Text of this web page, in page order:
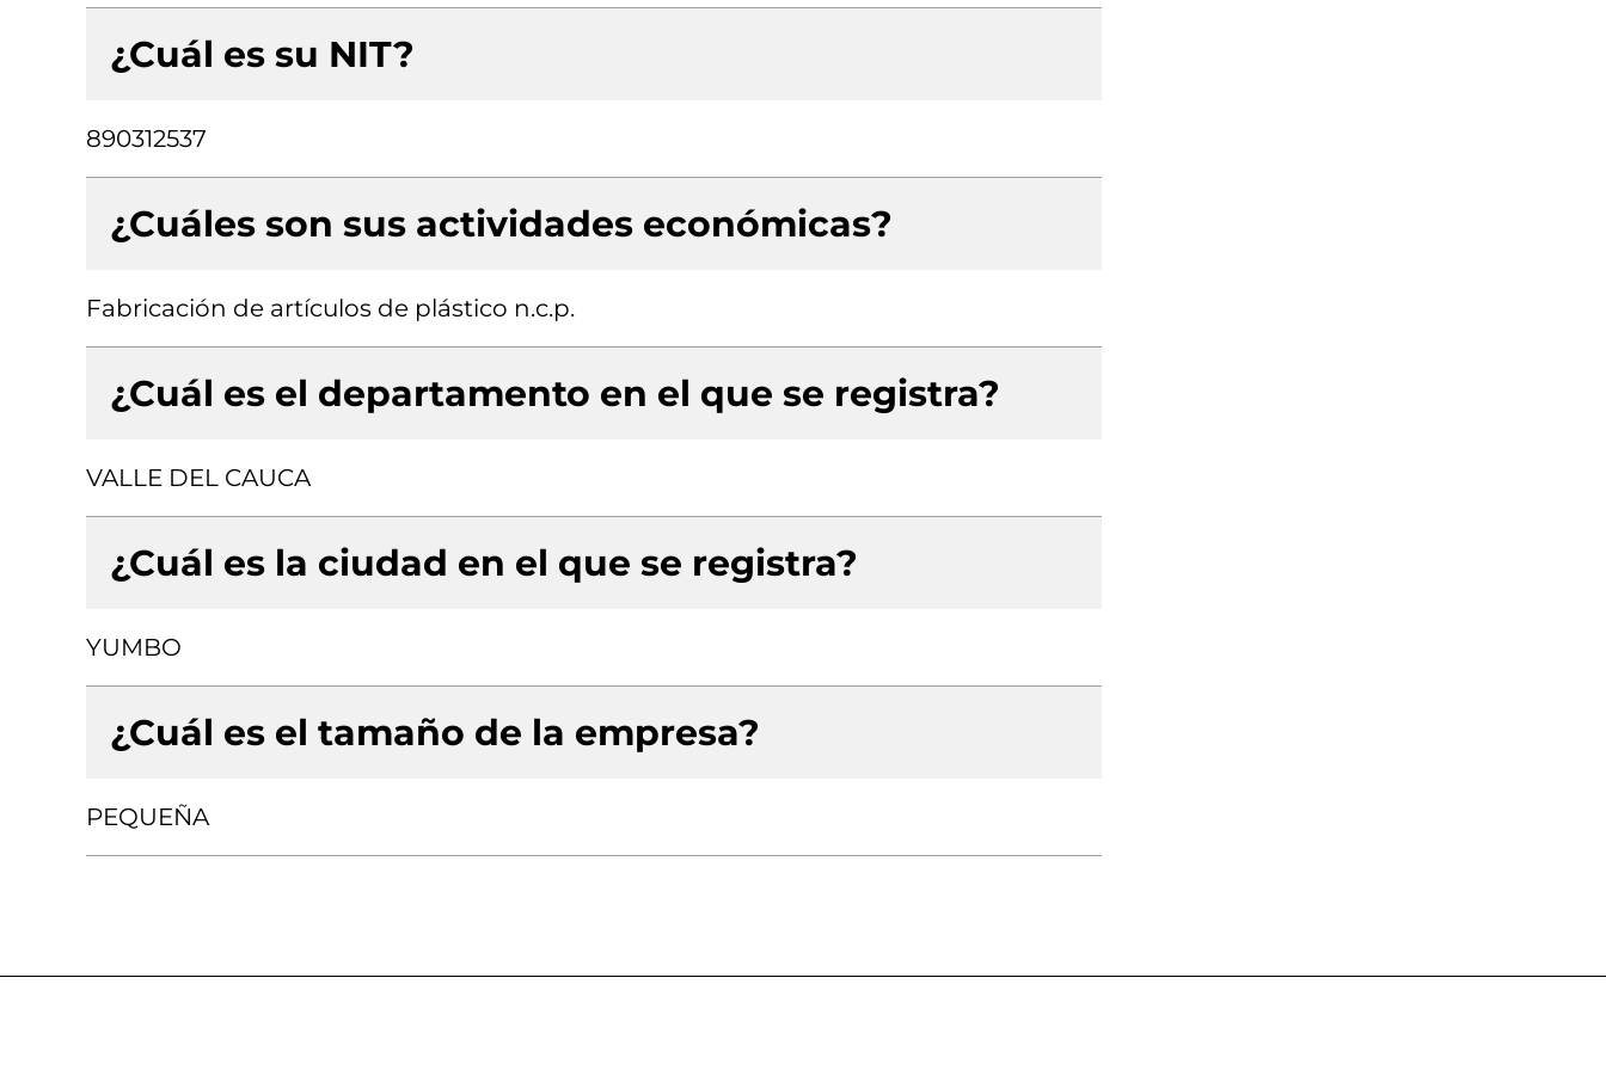
¿Cuál es su NIT?
890312537
¿Cuáles son sus actividades económicas?
Fabricación de artículos de plástico n.c.p.
¿Cuál es el departamento en el que se registra?
VALLE DEL CAUCA
¿Cuál es la ciudad en el que se registra?
YUMBO
¿Cuál es el tamaño de la empresa?
PEQUEÑA